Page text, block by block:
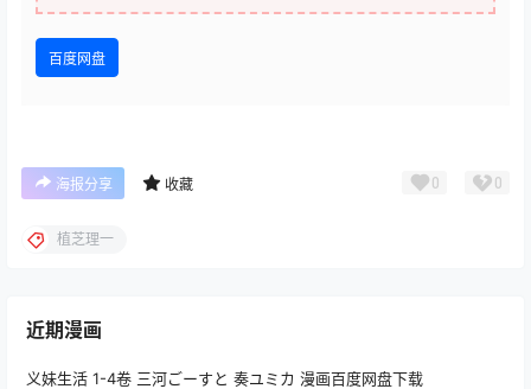
百度网盘
海报分享 收藏 0 0
植芝理一
近期漫画
义妹生活 1-4卷 三河ごーすと 奏ユミカ 漫画百度网盘下载